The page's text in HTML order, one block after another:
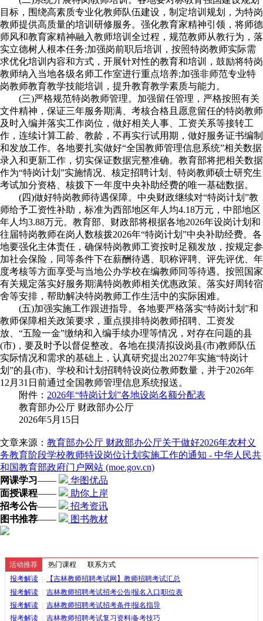
目标，围绕高素质专业化教师队伍建设，制定培训规划，为特岗
教师提供高质量的培训研修服务。强化教育家精神引领，将师德
师风和教育家精神融入教师培训全过程，规范教师从教行为，落
实立德树人根本任务;加强岗前职后培训，按照特岗教师实际需
求优化培训内容和方式，开展针对性的教育和培训，鼓励将特岗
教师纳入当地各级名师工作室进行重点培养;加强非师范专业特
岗教师教育教学技能培训，提升教育教学素质与能力。
(三)严格规范特岗教师管理。加强留任管理，严格按照有关
文件精神，保证三年服务期满、考核合格且愿意留任的特岗教师
及时入编并落实工作岗位，做好相关人事、工资关系等接转工
作，连续计算工龄、教龄，不再实行试用期，做好服务证书编制
和发放工作。各地要扎实做好“全国教师管理信息系统”相关数据
录入和更新工作，切实保证数据完整准确。教育部将把相关数据
作为“特岗计划”实施情况、核定招聘计划、特岗教师硕士研究生
考试加分资格、核拨下一年度中央补助经费的唯一基础数据。
(四)做好特岗教师待遇保障。中央财政继续对“特岗计划”教
师给予工资性补助，标准为西部地区年人均4.18万元，中部地区
年人均3.88万元。教育部、财政部将根据各地2026年设岗计划和
往届特岗教师在岗人数核拨2026年“特岗计划”中央补助经费。各
地要强化主体责任，确保特岗教师工资按时足额发放，按规定参
加社会保险，同等条件下在薪酬待遇、职称评聘、评先评优、年
度考核等方面享受与当地公办学校在编教师同等待遇。按照国家
有关规定落实好服务期满特岗教师相关优惠政策。落实好周转宿
舍等安排，帮助解决特岗教师工作生活中的实际困难。
(五)加强实施工作跟进指导。各地要严格落实“特岗计划”和
教师保障相关政策要求，重点摸排特岗教师招聘、工资发
放、“五险一金”缴纳和入编手续办理等情况，对存在问题的县
(市)，要及时予以督促整改。各地在摸清拟设岗县(市)教师队伍
实际情况和需求的基础上，认真研究提出2027年实施“特岗计
划”的县(市)、学校和计划招聘特设岗位教师数量，并于2026年
12月31日前通过全国教师管理信息系统报送。
附件： 2026年“特岗计划”各地设岗名额分配表
教育部办公厅 财政部办公厅
2026年5月15日
文章来源： 教育部办公厅 财政部办公厅关于做好2026年农村义
务教育阶段学校教师特设岗位计划实施工作的通知 - 中华人民共
和国教育部政府门户网站 (moe.gov.cn)
网课学习——
华图优品
面授课程——
助你上岸
招考公告——
招考资讯
图书推荐—— 图书教材
活动推荐 热门课程 联系方式
报考解读
【吉林教师招聘考试网】教师招聘考试汇总
报考解读
吉林教师招聘考试招考公告|报名入口|职位表
报考解读
吉林教师招聘考试招考条件|报名指导
报考解读
吉林教师招聘考试复习资料|备考技巧